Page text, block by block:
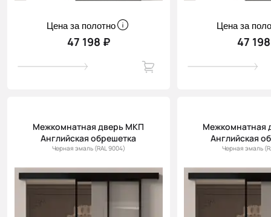
Цена за полотно
47 198 ₽
Цена за
47
Межкомнатная дверь МКП
Английская обрешетка
Черная эмаль (RAL 9004)
Межкомнатная
Английская
Черная эмаль